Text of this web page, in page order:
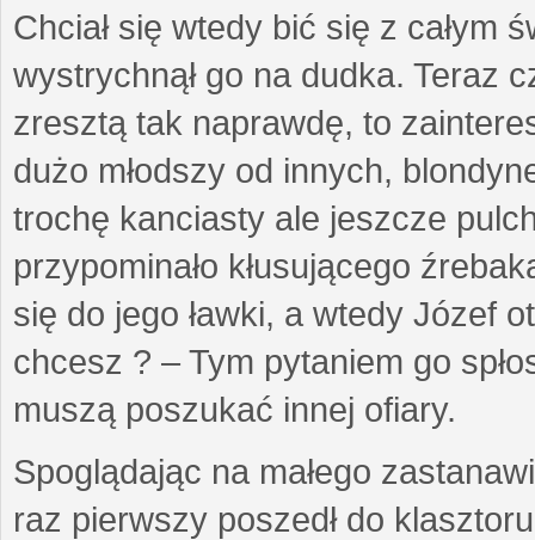
Chciał się wtedy bić się z całym
wystrychnął go na dudka. Teraz
zresztą tak naprawdę, to
dużo młodszy od innych,
trochę kanciasty ale jeszcze
przypominało kłusującego
się do jego ławki, a wtedy Józef
chcesz ? – Tym pytaniem go
muszą poszukać innej ofiary.
Spoglądając na małego
raz pierwszy poszedł do